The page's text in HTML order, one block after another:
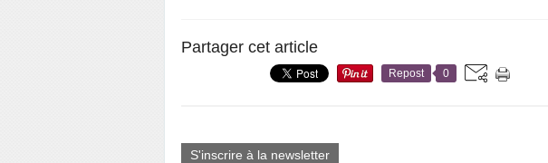
Partager cet article
Repost 0
S'inscrire à la newsletter